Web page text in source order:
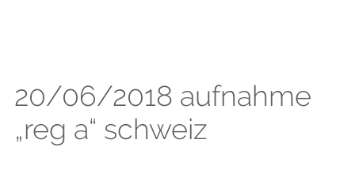
20/06/2018 aufnahme
„reg a“ schweiz